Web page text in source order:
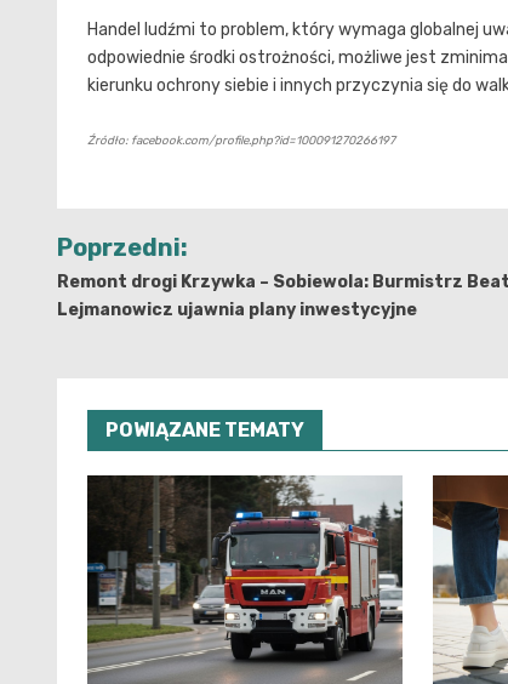
Handel ludźmi to problem, który wymaga globalnej
odpowiednie środki ostrożności, możliwe jest
kierunku ochrony siebie i innych przyczynia się do
Źródło: facebook.com/profile.php?id=100091270266197
Nawigacja
wpisu
Poprzedni:
Remont drogi Krzywka – Sobiewola: Burmistrz
Lejmanowicz ujawnia plany inwestycyjne
POWIĄZANE TEMATY